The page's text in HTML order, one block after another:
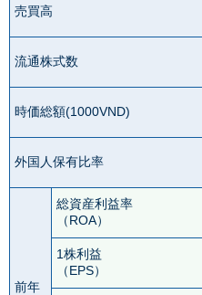
売買高
流通株式数
時価総額(1000VND)
外国人保有比率
前年
総資産利益率
（ROA）
1株利益
（EPS）